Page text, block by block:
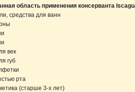
область применения консерванта
средства для ванн
век
губ
рта
(старше 3-х лет)